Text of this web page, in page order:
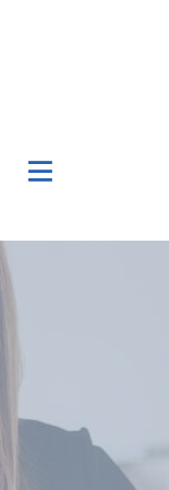
Navigation